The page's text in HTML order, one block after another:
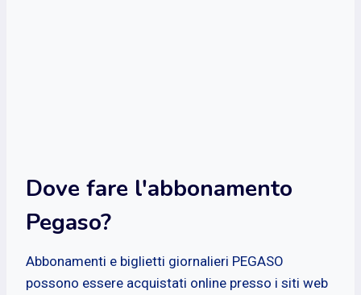
Dove fare l'abbonamento
Pegaso?
Abbonamenti e biglietti giornalieri PEGASO
possono essere acquistati online presso i siti web